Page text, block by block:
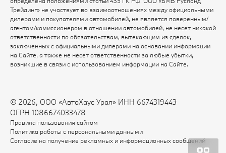
Трейдинг» не участвует во взаимоотношениях между официальными
дилерами и покупателями автомобилей, не является поверенным/
агентом/комиссионером в отношении автомобилей, не несет никакой
ответственности по обязательствам, вытекающим из сделок,
заключенных с официальными дилерами на основании информации
на Сайте, а также не несет ответственности за любые убытки,
возникшие в связи с использованием информации на Сайте.
© 2026, ООО «АвтоХаус Урал» ИНН 6674319443
ОГРН 1086674033478
Правила пользования сайтом
Политика работы с персональными данными
Согласие на получение рекламных и информационных сообщений